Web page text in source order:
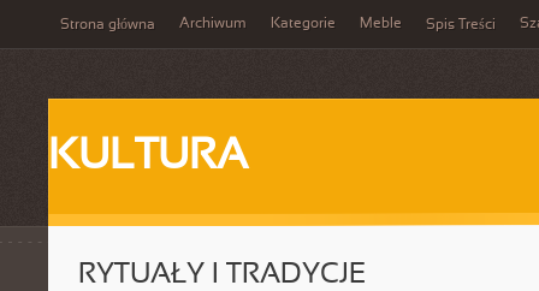
Strona główna Archiwum Kategorie Meble Spis Treści
KULTURA
RYTUAŁY I TRADYCJE